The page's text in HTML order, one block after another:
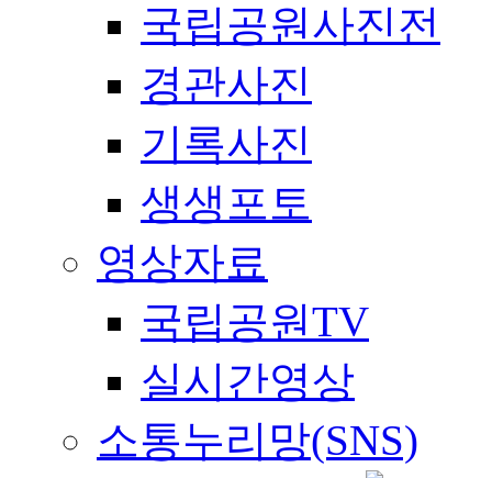
국립공원사진전
경관사진
기록사진
생생포토
영상자료
국립공원TV
실시간영상
소통누리망(SNS)